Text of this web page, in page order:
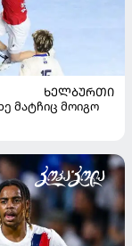
ᲮᲔᲚᲑᲣᲠᲗᲘ
მატჩიც მოიგო